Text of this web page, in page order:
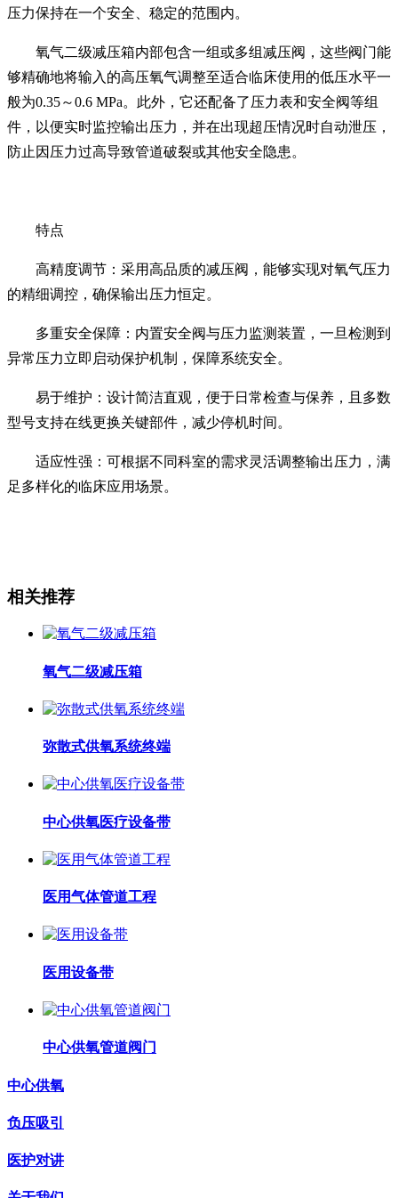
压力保持在一个安全、稳定的范围内。
氧气二级减压箱内部包含一组或多组减压阀，这些阀门能
够精确地将输入的高压氧气调整至适合临床使用的低压水平一
般为0.35～0.6 MPa。此外，它还配备了压力表和安全阀等组
件，以便实时监控输出压力，并在出现超压情况时自动泄压，
防止因压力过高导致管道破裂或其他安全隐患。
特点
高精度调节：采用高品质的减压阀，能够实现对氧气压力
的精细调控，确保输出压力恒定。
多重安全保障：内置安全阀与压力监测装置，一旦检测到
异常压力立即启动保护机制，保障系统安全。
易于维护：设计简洁直观，便于日常检查与保养，且多数
型号支持在线更换关键部件，减少停机时间。
适应性强：可根据不同科室的需求灵活调整输出压力，满
足多样化的临床应用场景。
相关推荐
氧气二级减压箱
弥散式供氧系统终端
中心供氧医疗设备带
医用气体管道工程
医用设备带
中心供氧管道阀门
中心供氧
负压吸引
医护对讲